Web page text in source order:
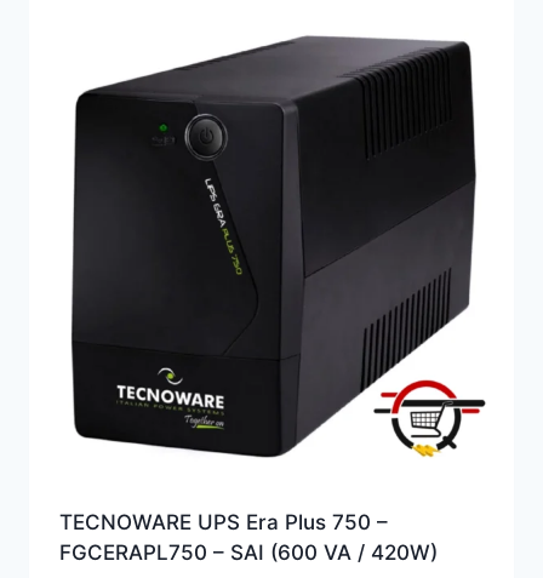
TECNOWARE UPS Era Plus 750 –
‎FGCERAPL750 – SAI (600 VA / 420W)